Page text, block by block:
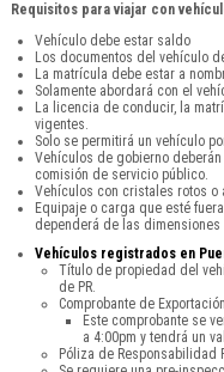
Requisitos para viajar con
Vehículo debe estar saldo
Los documentos del vehículo
La matrícula debe estar a
Solamente abordará con el
La licencia de conducir, la
vigentes.
Solo se permitirá un vehículo
Vehículos de gobierno
comisión de servicio público.
Vehículos con cristales rotos o
Equipaje o carga que esté
dependerá de las dimensiones
Vehículos registrados en
Título de propiedad del
de PR.
Comprobante de
Este comprobante se
a 4:00pm y tendrá un
Póliza de Responsabilidad